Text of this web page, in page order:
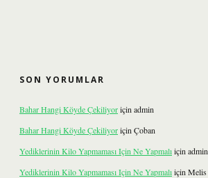
SON YORUMLAR
Bahar Hangi Köyde Çekiliyoriçin admin
Bahar Hangi Köyde Çekiliyoriçin Çoban
Yediklerinin Kilo Yapmaması Için Ne Yapmalıiçin admin
Yediklerinin Kilo Yapmaması Için Ne Yapmalıiçin Melis